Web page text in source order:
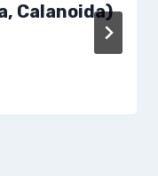
Calanoida)